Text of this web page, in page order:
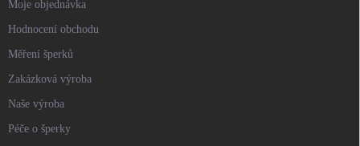
Moje objednávka
Hodnocení obchodu
Měření šperků
Zakázková výroba
Naše výroba
Péče o šperky